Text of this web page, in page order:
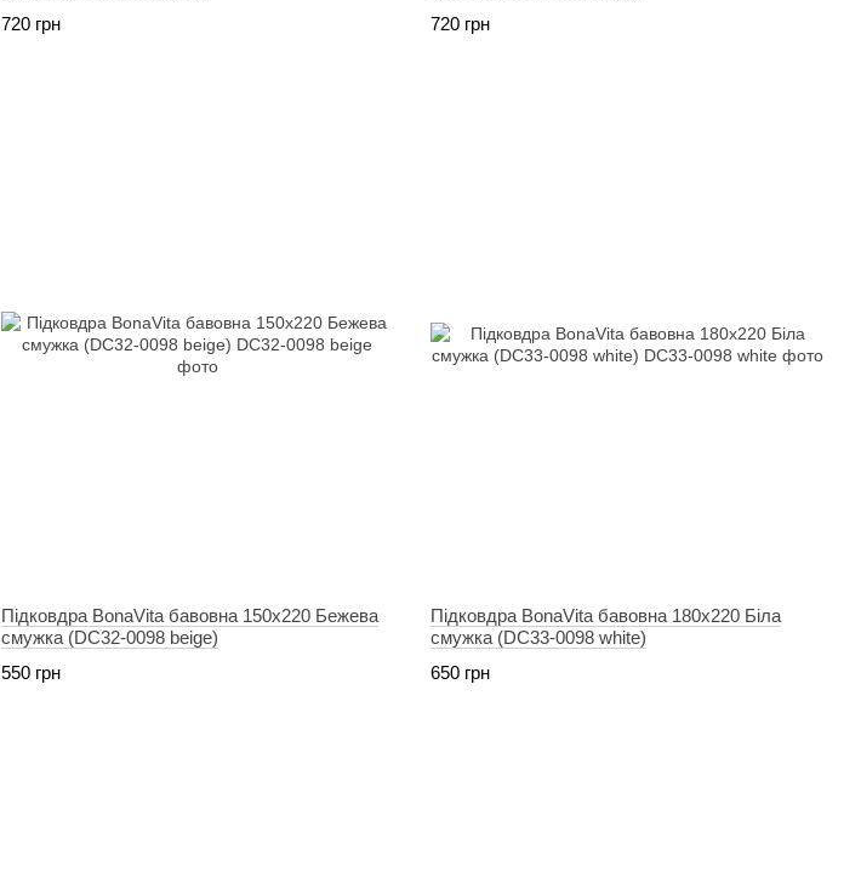
720 грн
720 грн
Підковдра BonaVita бавовна 150х220 Бежева
смужка (DC32-0098 beige)
550 грн
Підковдра BonaVita бавовна 180х220 Біла
смужка (DC33-0098 white)
650 грн